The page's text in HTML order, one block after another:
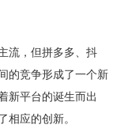
流，但拼多多、抖
的竞争形成了一个新
新平台的诞生而出
相应的创新。